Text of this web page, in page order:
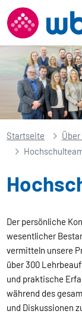
Startseite Über
Der persönliche
wesentlicher
vermitteln unsere
über 300
und praktische
während des
und Diskussionen